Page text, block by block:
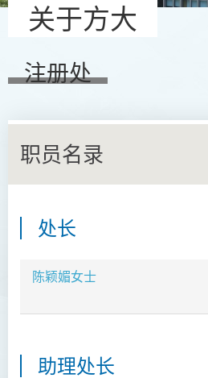
关于方大
注册处
职员名录
处长
陈颖媚女士
助理处长